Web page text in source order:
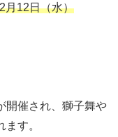
月12日（水）
開催され、獅子舞や
す。